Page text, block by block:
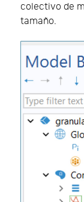
colectivo de
tamaño.